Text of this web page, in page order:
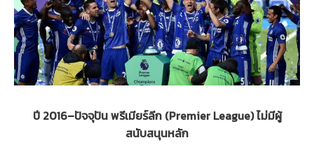
ปี 2016–ปัจจุปัน พรีเมียร์ลีก (Premier League) ไม่มีผู้
สนับสนุนหลัก